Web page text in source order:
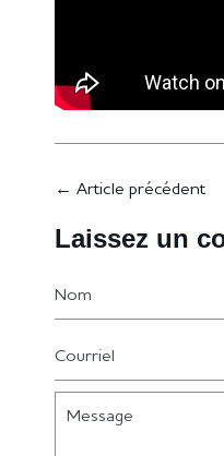
← Article précédent
Laissez un